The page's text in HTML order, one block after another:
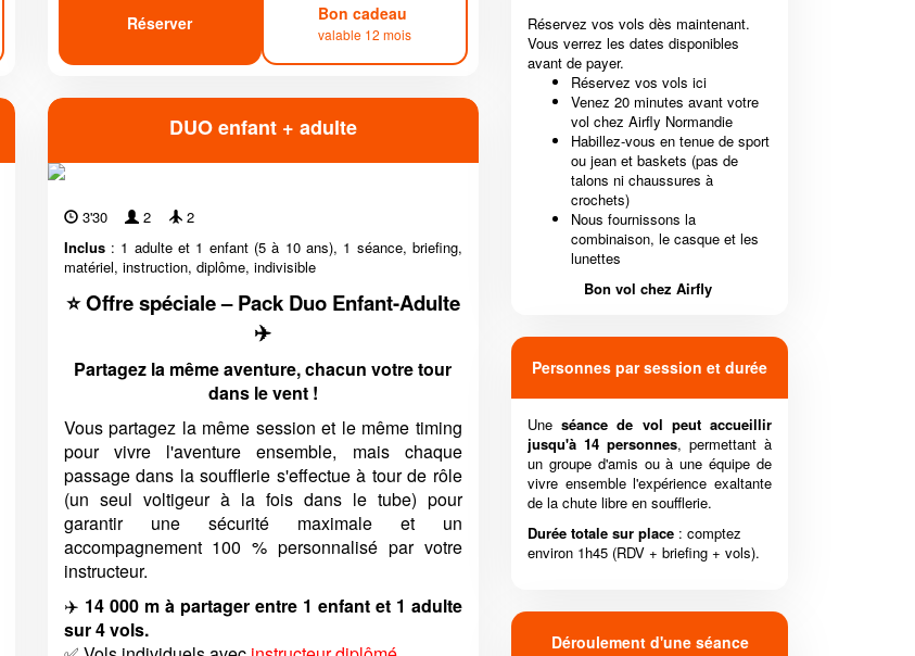
Réserver Bon cadeau
valable 12 mois
DUO enfant + adulte
3'30 2
2
Inclus: 1 adulte et 1 enfant (5 à 10 ans), 1 séance, briefing,
matériel, instruction, diplôme, indivisible
⭐ Offre spéciale – Pack Duo Enfant-Adulte
✈️
Partagez la même aventure, chacun votre tour
dans le vent !
Vous partagez la même session et le même timing
pour vivre l'aventure ensemble, mais chaque
passage dans la soufflerie s'effectue à tour de rôle
(un seul voltigeur à la fois dans le tube) pour
garantir une sécurité maximale et un
accompagnement 100 % personnalisé par votre
instructeur.
✈️ 14 000 m à partager entre 1 enfant et 1 adulte
sur 4 vols.
Réservez vos vols dès maintenant.
Vous verrez les dates disponibles
avant de payer.
Réservez vos vols ici
Venez 20 minutes avant votre
vol chez Airfly Normandie
Habillez-vous en tenue de sport
ou jean et baskets (pas de
talons ni chaussures à
crochets)
Nous fournissons la
combinaison, le casque et les
lunettes
Bon vol chez Airfly
Personnes par session et durée
Uneséance de vol peut accueillir
jusqu'à 14 personnes, permettant à
un groupe d'amis ou à une équipe de
vivre ensemble l'expérience exaltante
de la chute libre en soufflerie.
Durée totale sur place : comptez
environ 1h45 (RDV + briefing + vols).
Déroulement d'une séance